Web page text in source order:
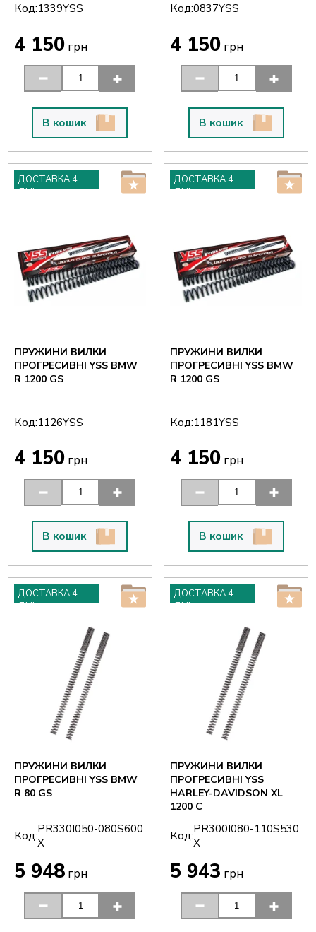
Код:1339YSS
4 150грн
В кошик
Код:0837YSS
4 150 грн
В кошик
ДОСТАВКА 4
ДНІ
ПРУЖИНИ ВИЛКИ
ПРОГРЕСИВНІ YSS BMW
R 1200 GS
Код:1126YSS
4 150грн
В кошик
ДОСТАВКА 4
ДНІ
ПРУЖИНИ ВИЛКИ
ПРОГРЕСИВНІ YSS BMW
R 1200 GS
Код:1181YSS
4 150 грн
В кошик
ДОСТАВКА 4
ДНІ
ПРУЖИНИ ВИЛКИ
ПРОГРЕСИВНІ YSS BMW
R 80 GS
Код:PR330I050-080S600
X
5 948грн
ДОСТАВКА 4
ДНІ
ПРУЖИНИ ВИЛКИ
ПРОГРЕСИВНІ YSS
HARLEY-DAVIDSON XL
1200 C
Код:PR300I080-110S530
X
5 943 грн